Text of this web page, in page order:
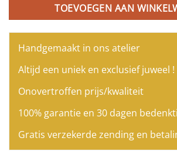
TOEVOEGEN AAN
Handgemaakt in ons atelier
Altijd een uniek en exclusief juweel !
Onovertroffen prijs/kwaliteit
100% garantie en 30 dagen
Gratis verzekerde zending en